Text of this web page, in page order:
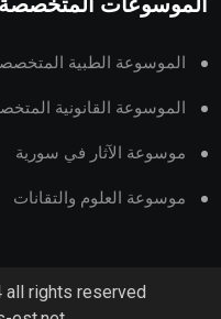
الموسوعات المتخصصة
الموسوعة الطبية
الموسوعة القانونية
موسوعة الآثار في سورية
موسوعة العلوم والتقانات
rights reserved.